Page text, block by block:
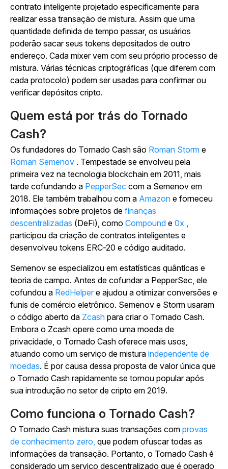
contrato inteligente projetado especificamente para
realizar essa transação de mistura. Assim que uma
quantidade definida de tempo passar, os usuários
poderão sacar seus tokens depositados de outro
endereço. Cada mixer vem com seu próprio processo de
mistura. Várias técnicas criptográficas (que diferem com
cada protocolo) podem ser usadas para confirmar ou
verificar depósitos cripto.
Quem está por trás do Tornado
Cash?
Os fundadores do Tornado Cash são Roman Storm e
Roman Semenov . Tempestade se envolveu pela
primeira vez na tecnologia blockchain em 2011, mais
tarde cofundando a PepperSec com a Semenov em
2018. Ele também trabalhou com a Amazon e forneceu
informações sobre projetos de finanças
descentralizadas (DeFi), como Compound e 0x ,
participou da criação de contratos inteligentes e
desenvolveu tokens ERC-20 e código auditado.
Semenov se especializou em estatísticas quânticas e
teoria de campo. Antes de cofundar a PepperSec, ele
cofundou a RedHelper e ajudou a otimizar conversões e
funis de comércio eletrônico. Semenov e Storm usaram
o código aberto da Zcash para criar o Tornado Cash.
Embora o Zcash opere como uma moeda de
privacidade, o Tornado Cash oferece mais usos,
atuando como um serviço de mistura independente de
moedas. É por causa dessa proposta de valor única que
o Tornado Cash rapidamente se tornou popular após
sua introdução no setor de cripto em 2019.
Como funciona o Tornado Cash?
O Tornado Cash mistura suas transações com provas
de conhecimento zero, que podem ofuscar todas as
informações da transação. Portanto, o Tornado Cash é
considerado um serviço descentralizado que é operado